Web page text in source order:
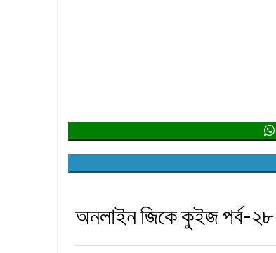
অনলাইন জিকে কুইজ পর্ব-